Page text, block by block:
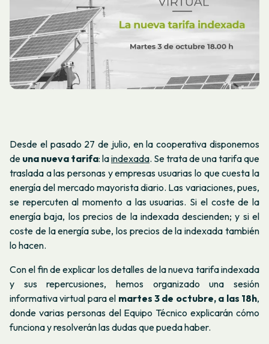
Desde el pasado 27 de julio, en la cooperativa disponemos
de una nueva tarifa: laindexada. Se trata de una tarifa que
traslada a las personas y empresas usuarias lo que cuesta la
energía del mercado mayorista diario. Las variaciones, pues,
se repercuten al momento a las usuarias. Si el coste de la
energía baja, los precios de la indexada descienden; y si el
coste de la energía sube, los precios de la indexada también
lo hacen.
Con el fin de explicar los detalles de la nueva tarifa indexada
y sus repercusiones, hemos organizado una sesión
informativa virtual para el martes 3 de octubre, a las 18h,
donde varias personas del Equipo Técnico explicarán cómo
funciona y resolverán las dudas que pueda haber.